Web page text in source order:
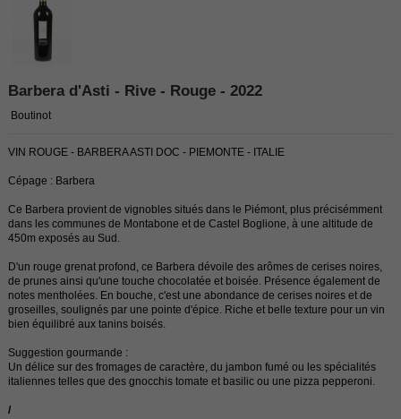
Barbera d'Asti - Rive - Rouge - 2022
Boutinot
VIN ROUGE - BARBERA ASTI DOC - PIEMONTE - ITALIE
Cépage : Barbera
Ce Barbera provient de vignobles situés dans le Piémont, plus précisémment
dans les communes de Montabone et de Castel Boglione, à une altitude de
450m exposés au Sud.
D'un rouge grenat profond, ce Barbera dévoile des arômes de cerises noires,
de prunes ainsi qu'une touche chocolatée et boisée. Présence également de
notes mentholées. En bouche, c'est une abondance de cerises noires et de
groseilles, soulignés par une pointe d'épice. Riche et belle texture pour un vin
bien équilibré aux tanins boisés.
Suggestion gourmande :
Un délice sur des fromages de caractère, du jambon fumé ou les spécialités
italiennes telles que des gnocchis tomate et basilic ou une pizza pepperoni.
/